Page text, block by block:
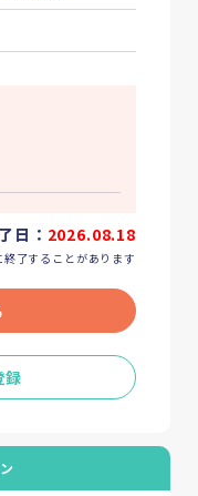
日： 2026.08.18
了することがあります
録